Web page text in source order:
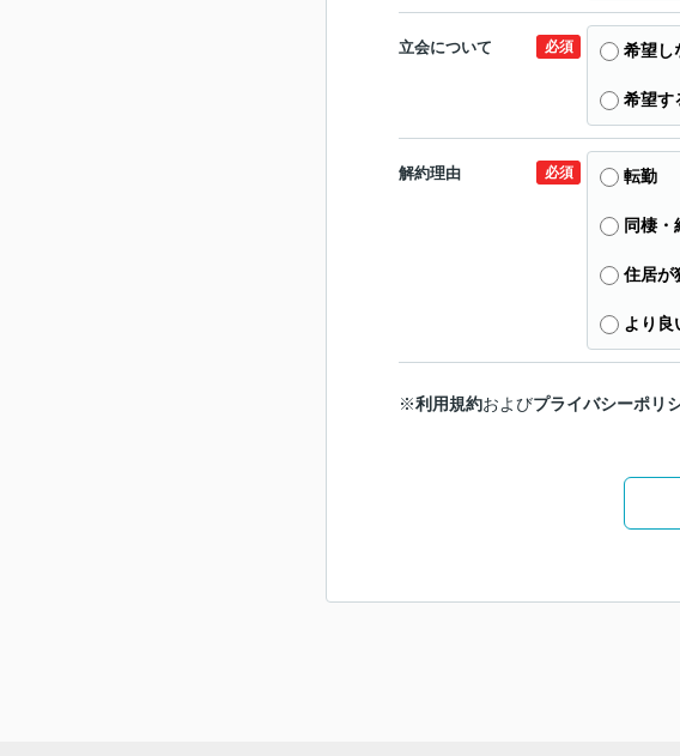
立会について 必須 希望し
希望す
解約理由 必須 転勤
同棲・
住居が
より良
※利用規約およびプライバシーポリ